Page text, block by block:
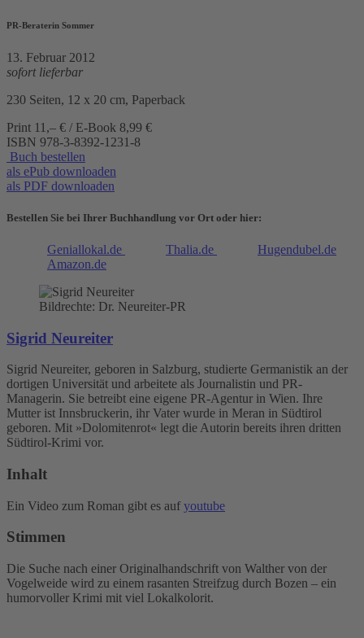
PR-Beraterin Sommer
13. Februar 2012
sofort lieferbar
230 Seiten, 12 x 20 cm, Paperback
Print 11,– € / E-Book 8,99 €
ISBN 978-3-8392-1231-8
Buch bestellen
als ePub downloaden
als PDF downloaden
Bestellen Sie bei Ihrer Buchhandlung vor Ort oder hier:
Geniallokal.de Thalia.de
Hugendubel.de
Amazon.de
Bildrechte: Dr. Neureiter-PR
Sigrid Neureiter
Sigrid Neureiter, geboren in Salzburg, studierte Germanistik an der
dortigen Universität und arbeitete als Journalistin und PR-
Managerin. Sie betreibt eine eigene PR-Agentur in Wien. Ihre
Mutter ist Innsbruckerin, ihr Vater wurde in Meran in Südtirol
geboren. Mit »Dolomitenrot« legt die Autorin bereits ihren dritten
Südtirol-Krimi vor.
Inhalt
Ein Video zum Roman gibt es auf youtube
Stimmen
Die Suche nach einer Originalhandschrift von Walther von der
Vogelweide wird zu einem rasanten Streifzug durch Bozen – ein
humorvoller Krimi mit viel Lokalkolorit.